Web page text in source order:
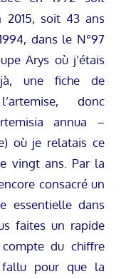
2015, soit 43 ans
dans le N°97
Arys où j’étais
une fiche de
donc
annua –
où je relatais ce
vingt ans. Par la
consacré un
essentielle dans
faites un rapide
du chiffre
pour que la